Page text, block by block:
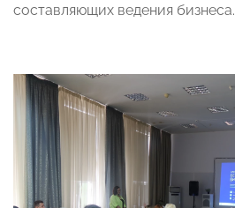
составляющих ведения бизнеса.